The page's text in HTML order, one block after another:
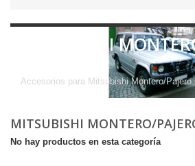
MITSUBISHI
hasta 1991
Accesorios para Mitsubishi Montero/Pajero
MITSUBISHI MONTERO/
No hay productos en esta categoría